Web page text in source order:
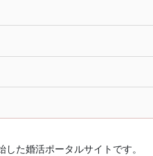
た婚活ポータルサイトです。